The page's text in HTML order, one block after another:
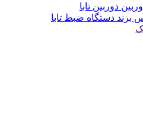
دوربین تابا
دستگاه ضبط تابا